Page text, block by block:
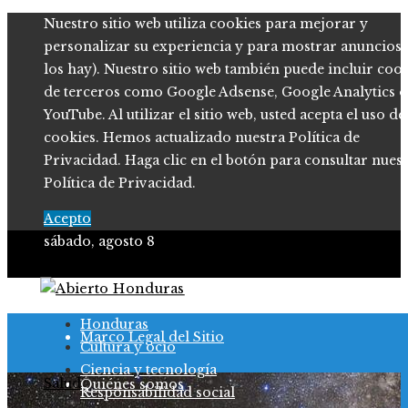
Nuestro sitio web utiliza cookies para mejorar y
personalizar su experiencia y para mostrar anuncios
los hay). Nuestro sitio web también puede incluir
de terceros como Google Adsense, Google Analytics o
YouTube. Al utilizar el sitio web, usted acepta el uso de
cookies. Hemos actualizado nuestra Política de
Privacidad. Haga clic en el botón para consultar
Política de Privacidad.
Acepto
sábado, agosto 8
Política de Privacidad
Marco Legal del Sitio
Quiénes somos
Honduras
Cultura y ocio
Ciencia y tecnología
Responsabilidad social
Salud